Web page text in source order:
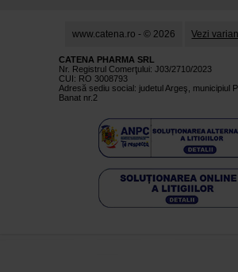
www.catena.ro - © 2026 Vezi
CATENA PHARMA SRL
Nr. Registrul Comerţului: J03/2710/2023
CUI: RO 3008793
Adresă sediu social: judetul Argeş, municipiul
Banat nr.2